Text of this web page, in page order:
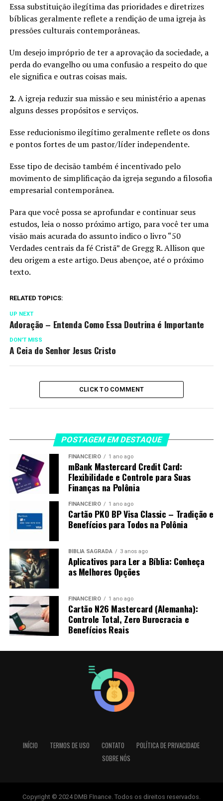
Essa substituição ilegítima das prioridades e diretrizes
bíblicas geralmente reflete a rendição de uma igreja às
pressões culturais contemporâneas.
Um desejo impróprio de ter a aprovação da sociedade, a
perda do evangelho ou uma confusão a respeito do que
ele significa e outras coisas mais.
2.A igreja reduzir sua missão e seu ministério a apenas
alguns desses propósitos e serviços.
Esse reducionismo ilegítimo geralmente reflete os dons
e pontos fortes de um pastor/líder independente.
Esse tipo de decisão também é incentivado pelo
movimento de simplificação da igreja segundo a filosofia
empresarial contemporânea.
Para que você possa se aprofundar e continuar seus
estudos, leia o nosso próximo artigo, para você ter uma
visão mais acurada do assunto indico o livro “50
Verdades centrais da fé Cristã” de Gregg R. Allison que
deu origem a este artigo. Deus abençoe, até o próximo
texto.
RELATED TOPICS:
UP NEXT
Adoração – Entenda Como Essa Doutrina é Importante
DON'T MISS
A Ceia do Senhor Jesus Cristo
CLICK TO COMMENT
POSTAGEM EM DESTAQUE
FINANCEIRO 1 ano ago
mBank Mastercard Credit Card:
Flexibilidade e Controle para Suas
Finanças na Polônia
FINANCEIRO 1 ano ago
Cartão PKO BP Visa Classic – Tradição e
Benefícios para Todos na Polônia
BÍBLIA SAGRADA 3 anos ago
Aplicativos para Ler a Bíblia: Conheça
as Melhores Opções
FINANCEIRO 1 ano ago
Cartão N26 Mastercard (Alemanha):
Controle Total, Zero Burocracia e
Benefícios Reais
INÍCIO TERMOS DE USO CONTATO
POLÍTICA DE PRIVACIDADE
SOBRE NÓS
Copyright © 2024 DMB FInance. Todos os direitos reservados.